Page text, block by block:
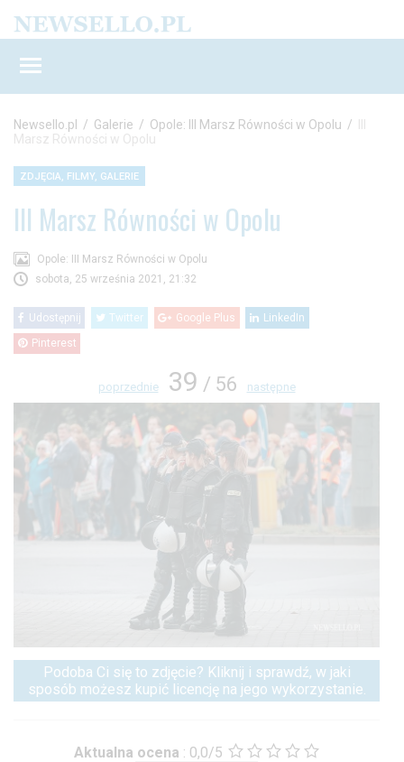
Newsello.pl / Galerie / Opole: III Marsz Równości w Opolu /
Marsz Równości w Opolu
ZDJĘCIA, FILMY, GALERIE
III Marsz Równości w Opolu
Opole: III Marsz Równości w Opolu
sobota, 25 września 2021, 21:32
Udostępnij Twitter Google Plus LinkedIn
Pinterest
poprzednie 39 / 56 następne
Podoba Ci się to zdjęcie? Kliknij i sprawdź, w jaki
sposób możesz kupić licencję na jego wykorzystanie.
Aktualna ocena : 0,0/5